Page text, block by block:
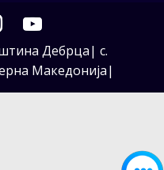
Дебрца| с.
Македонија|